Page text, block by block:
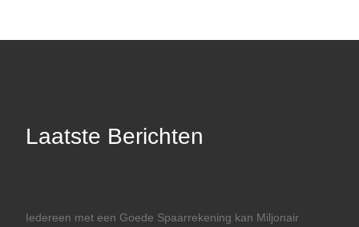
Laatste Berichten
Iedereen met een Goede Spaarrekening kan Miljonair